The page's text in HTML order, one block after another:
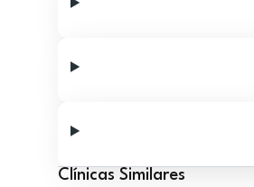
Clínicas Similares